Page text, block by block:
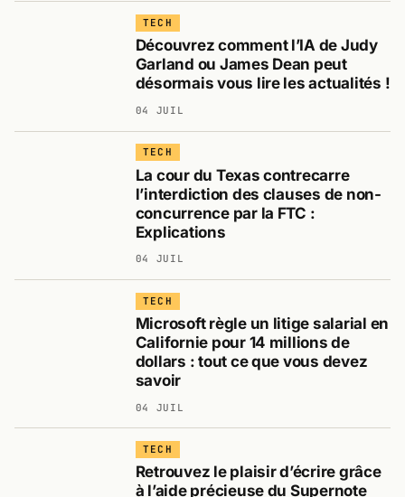
TECH
Découvrez comment l’IA de Judy
Garland ou James Dean peut
désormais vous lire les actualités !
04 JUIL
TECH
La cour du Texas contrecarre
l’interdiction des clauses de non-
concurrence par la FTC :
Explications
04 JUIL
TECH
Microsoft règle un litige salarial en
Californie pour 14 millions de
dollars : tout ce que vous devez
savoir
04 JUIL
TECH
Retrouvez le plaisir d’écrire grâce
à l’aide précieuse du Supernote